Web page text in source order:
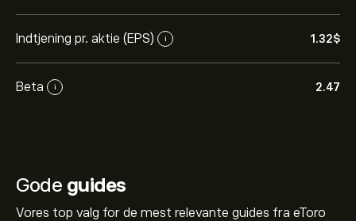
Indtjening pr. aktie (EPS) i 1.32‎$‎
Beta i 2.47
Gode guides
Vores top valg for de mest relevante guides fra eToro